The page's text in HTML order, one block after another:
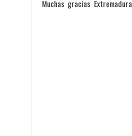
Muchas gracias Extremadura